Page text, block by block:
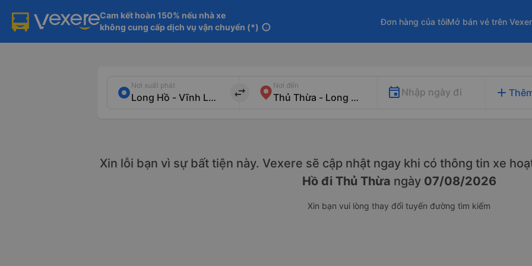
Cam kết hoàn 150% nếu nhà xe
không cung cấp dịch vụ vận chuyển (*) info
Đơn hàng của tôiMở bán vé trên
Nơi xuất phát
import_export
Nơi đến
Nhập ngày đi add
Xin lỗi bạn vì sự bất tiện này. Vexere sẽ cập nhật ngay khi có thông tin xe
Hồ đi Thủ Thừa ngày 07/08/2026
Xin bạn vui lòng thay đổi tuyến đường tìm kiếm